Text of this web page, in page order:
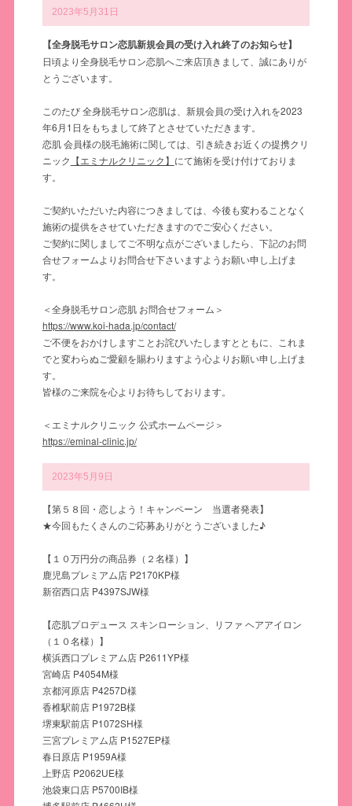
2023年5月31日
【全身脱毛サロン恋肌新規会員の受け入れ終了のお知らせ】
日頃より全身脱毛サロン恋肌へご来店頂きまして、誠にありが
とうございます。
このたび 全身脱毛サロン恋肌は、新規会員の受け入れを2023
年6月1日をもちまして終了とさせていただきます。
恋肌 会員様の脱毛施術に関しては、引き続きお近くの提携クリ
ニック 【エミナルクリニック】 にて施術を受け付けておりま
す。
ご契約いただいた内容につきましては、今後も変わることなく
施術の提供をさせていただきますのでご安心ください。
ご契約に関しましてご不明な点がございましたら、下記のお問
合せフォームよりお問合せ下さいますようお願い申し上げま
す。
＜全身脱毛サロン恋肌 お問合せフォーム＞
https://www.koi-hada.jp/contact/
ご不便をおかけしますことお詫びいたしますとともに、これま
でと変わらぬご愛顧を賜わりますよう心よりお願い申し上げま
す。
皆様のご来院を心よりお待ちしております。
＜エミナルクリニック 公式ホームページ＞
https://eminal-clinic.jp/
2023年5月9日
【第５８回・恋しよう！キャンペーン 当選者発表】
★今回もたくさんのご応募ありがとうございました♪
【１０万円分の商品券（２名様）】
鹿児島プレミアム店 P2170KP様
新宿西口店 P4397SJW様
【恋肌プロデュース スキンローション、リファ ヘアアイロン
（１０名様）】
横浜西口プレミアム店 P2611YP様
宮崎店 P4054M様
京都河原店 P4257D様
香椎駅前店 P1972B様
堺東駅前店 P1072SH様
三宮プレミアム店 P1527EP様
春日原店 P1959A様
上野店 P2062UE様
池袋東口店 P5700IB様